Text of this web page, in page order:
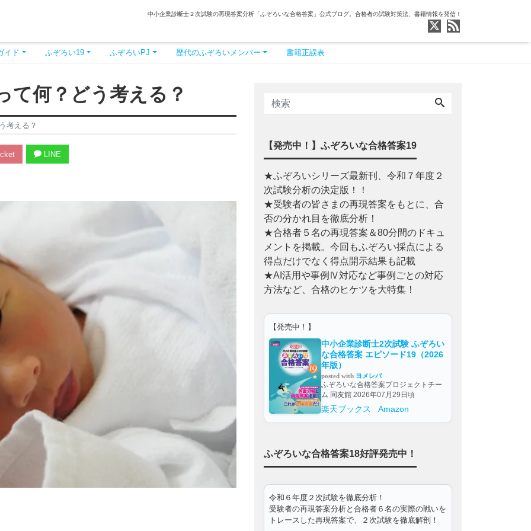
中小企業診断士２次試験の再現答案分析「ふぞろいな合格答案」公式ブログ。合格者の試験対策法、書籍情報を発信！
イド ふぞろい19 ふぞろいPJ 歴代のふぞろいメンバー 書籍正誤表
何？どう考える？
考える？
LINE
【発売中！】ふぞろいな合格答案19
★ふぞろいシリーズ最新刊、令和７年度２
次試験分析の決定版！！
★受験者の皆さまの再現答案をもとに、合
否の分かれ目を徹底分析！
★合格者５名の再現答案＆80分間のドキュ
メントを掲載。今回もふぞろい採点による
得点だけでなく得点開示結果も記載
★AI活用や事例Ⅳ対応など事例ごとの対応
方法など、合格のヒケツを大特集！
【発売中！】
中小企業診断士2次試験 ふぞろい
な合格答案 エピソード19（2026
年版）
posted with ヨメレバ
ふぞろいな合格答案プロジェクトチー
ム 同友館 2026年07月29日頃
楽天ブックス Amazon
ふぞろいな合格答案18好評発売中！
令和６年度２次試験を徹底分析！
受験者の再現答案分析と合格者６名の実際の戦いを
トレースした再現答案で、２次試験を徹底解剖！